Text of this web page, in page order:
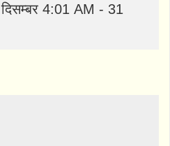
4:01 AM - 31